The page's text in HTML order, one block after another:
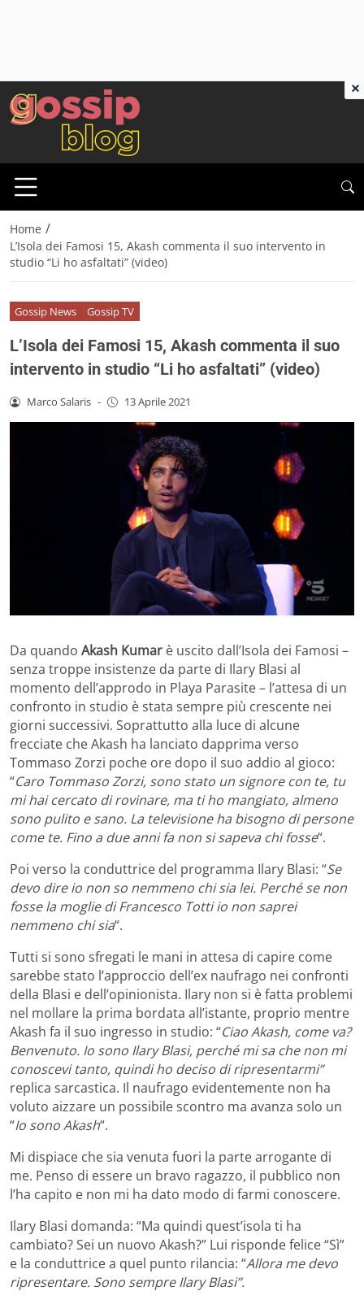
Home /
L’Isola dei Famosi 15, Akash commenta il suo intervento in
studio “Li ho asfaltati” (video)
Gossip News Gossip TV
L’Isola dei Famosi 15, Akash commenta il suo
intervento in studio “Li ho asfaltati” (video)
Marco Salaris - 13 Aprile 2021
Da quando Akash Kumar è uscito dall’Isola dei Famosi –
senza troppe insistenze da parte di Ilary Blasi al
momento dell’approdo in Playa Parasite – l’attesa di un
confronto in studio è stata sempre più crescente nei
giorni successivi. Soprattutto alla luce di alcune
frecciate che Akash ha lanciato dapprima verso
Tommaso Zorzi poche ore dopo il suo addio al gioco:
“Caro Tommaso Zorzi, sono stato un signore con te, tu
mi hai cercato di rovinare, ma ti ho mangiato, almeno
sono pulito e sano. La televisione ha bisogno di persone
come te. Fino a due anni fa non si sapeva chi fosse“.
Poi verso la conduttrice del programma Ilary Blasi: “Se
devo dire io non so nemmeno chi sia lei. Perché se non
fosse la moglie di Francesco Totti io non saprei
nemmeno chi sia“.
Tutti si sono sfregati le mani in attesa di capire come
sarebbe stato l’approccio dell’ex naufrago nei confronti
della Blasi e dell’opinionista. Ilary non si è fatta problemi
nel mollare la prima bordata all’istante, proprio mentre
Akash fa il suo ingresso in studio: “Ciao Akash, come va?
Benvenuto. Io sono Ilary Blasi, perché mi sa che non mi
conoscevi tanto, quindi ho deciso di ripresentarmi”
replica sarcastica. Il naufrago evidentemente non ha
voluto aizzare un possibile scontro ma avanza solo un
“Io sono Akash“.
Mi dispiace che sia venuta fuori la parte arrogante di
me. Penso di essere un bravo ragazzo, il pubblico non
l’ha capito e non mi ha dato modo di farmi conoscere.
Ilary Blasi domanda: “Ma quindi quest’isola ti ha
cambiato? Sei un nuovo Akash?” Lui risponde felice “Sì”
e la conduttrice a quel punto rilancia: “Allora me devo
ripresentare. Sono sempre Ilary Blasi”.
×